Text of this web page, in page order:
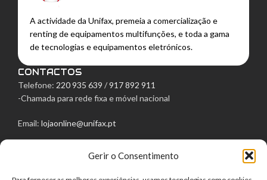
Gerir o Consentimento
A actividade da Unifax, premeia a comercialização e
renting de equipamentos multifunções, e toda a gama
de tecnologias e equipamentos eletrónicos.
CONTACTOS
Telefone: 220 935 639 /917 892 911
-Chamada para rede fixa e móvel nacional
Email: lojaonline@unifax.pt
LINKS ÚTEIS